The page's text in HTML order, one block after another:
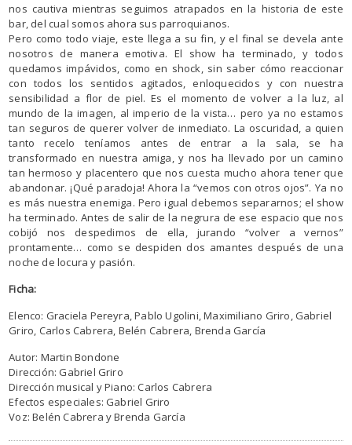
nos cautiva mientras seguimos atrapados en la historia de este
bar, del cual somos ahora sus parroquianos.
Pero como todo viaje, este llega a su fin, y el final se devela ante
nosotros de manera emotiva. El show ha terminado, y todos
quedamos impávidos, como en shock, sin saber cómo reaccionar
con todos los sentidos agitados, enloquecidos y con nuestra
sensibilidad a flor de piel. Es el momento de volver a la luz, al
mundo de la imagen, al imperio de la vista… pero ya no estamos
tan seguros de querer volver de inmediato. La oscuridad, a quien
tanto recelo teníamos antes de entrar a la sala, se ha
transformado en nuestra amiga, y nos ha llevado por un camino
tan hermoso y placentero que nos cuesta mucho ahora tener que
abandonar. ¡Qué paradoja! Ahora la “vemos con otros ojos”. Ya no
es más nuestra enemiga. Pero igual debemos separarnos; el show
ha terminado. Antes de salir de la negrura de ese espacio que nos
cobijó nos despedimos de ella, jurando “volver a vernos”
prontamente… como se despiden dos amantes después de una
noche de locura y pasión.
Ficha:
Elenco: Graciela Pereyra, Pablo Ugolini, Maximiliano Griro, Gabriel
Griro, Carlos Cabrera, Belén Cabrera, Brenda García
Autor: Martin Bondone
Dirección: Gabriel Griro
Dirección musical y Piano: Carlos Cabrera
Efectos especiales: Gabriel Griro
Voz: Belén Cabrera y Brenda García